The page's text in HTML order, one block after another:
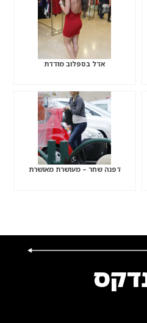
אדל בספלוב מודדת
דפנה שחר – מעושרת מאושרת